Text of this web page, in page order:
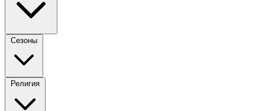
Сезоны
Религия